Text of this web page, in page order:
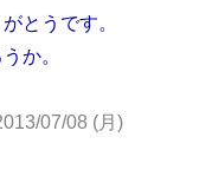
とうです。
か。
07/08 (月)